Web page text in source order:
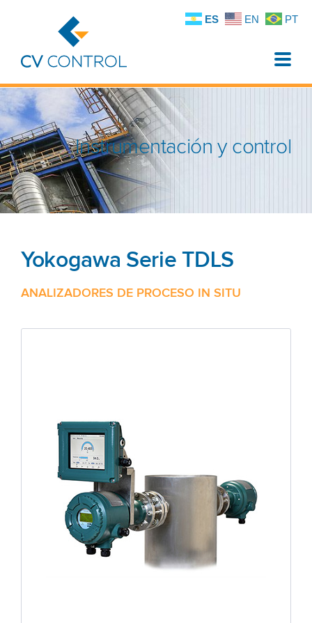
Toggle
Instrumentación y control
Yokogawa Serie TDLS
ANALIZADORES DE PROCESO IN SITU
ES EN PT